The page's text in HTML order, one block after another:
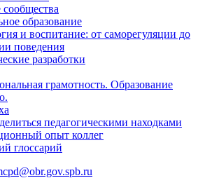
образование
и воспитание: от саморегуляции до
поведения
разработки
грамотность. Образование
педагогическими находками
опыт коллег
глоссарий